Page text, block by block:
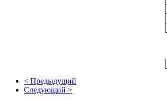
< Предыдущий
Следующий >